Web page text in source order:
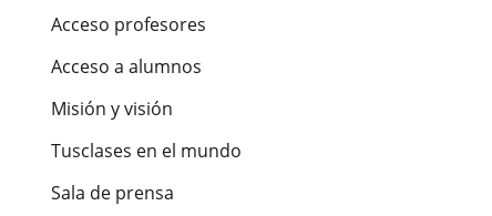
Acceso profesores
Acceso a alumnos
Misión y visión
Tusclases en el mundo
Sala de prensa